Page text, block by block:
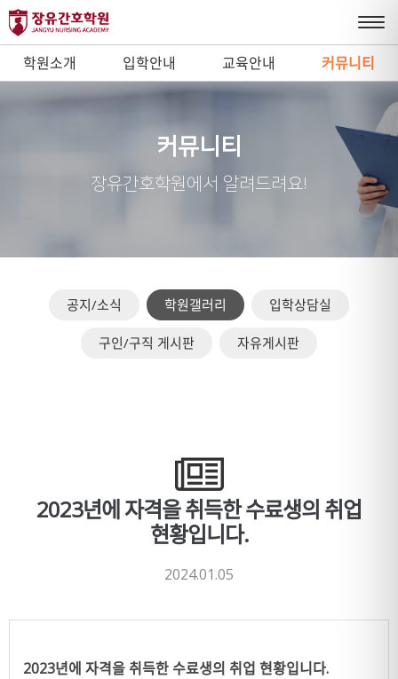
학원소개 입학안내 교육안내 커뮤니티
커뮤니티
장유간호학원에서 알려드려요!
공지/소식 학원갤러리 입학상담실
구인/구직 게시판 자유게시판
2023년에 자격을 취득한 수료생의 취업
현황입니다.
2024.01.05
2023년에 자격을 취득한 수료생의 취업 현황입니다.